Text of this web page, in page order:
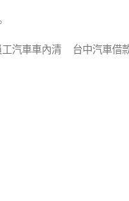
汽車車內清
台中汽車借